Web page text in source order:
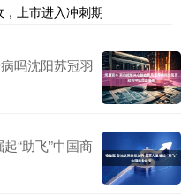
上市进入冲刺期
吗沈阳苏冠羽
“助飞”中国商